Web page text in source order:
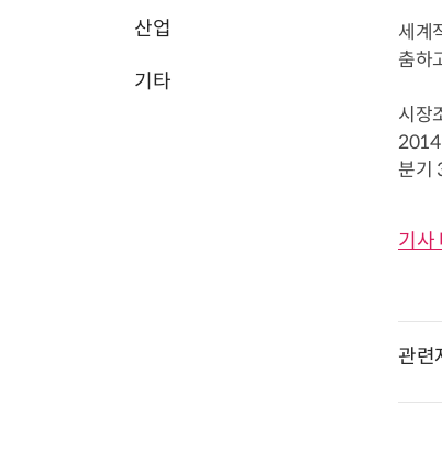
산업
기타
세계
춤하
시장
분기
기사
관련